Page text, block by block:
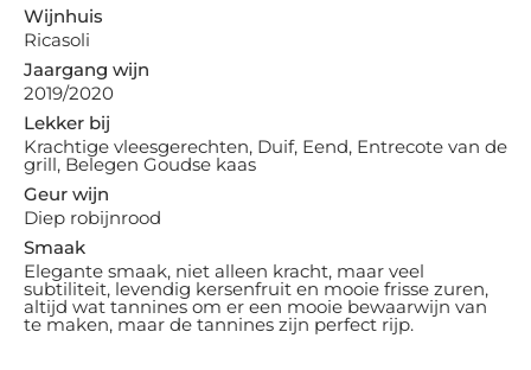
Wijnhuis
Ricasoli
Jaargang wijn
2019/2020
Lekker bij
Krachtige vleesgerechten, Duif, Eend, Entrecote van de
grill, Belegen Goudse kaas
Geur wijn
Diep robijnrood
Smaak
Elegante smaak, niet alleen kracht, maar veel
subtiliteit, levendig kersenfruit en mooie frisse zuren,
altijd wat tannines om er een mooie bewaarwijn van
te maken, maar de tannines zijn perfect rijp.